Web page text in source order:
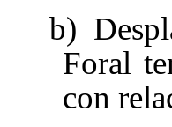
b)
Foral
con